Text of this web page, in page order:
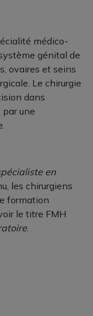
médico-
génital de
ovaires et seins
Le chirurgie
dans
une
en
les chirurgiens
formation
le titre FMH
.